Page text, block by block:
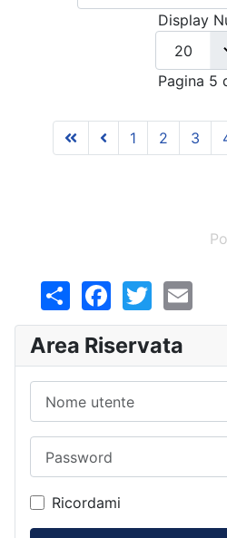
Display
Pagina 5
1 2 3
Share
Area Riservata
Ricordami